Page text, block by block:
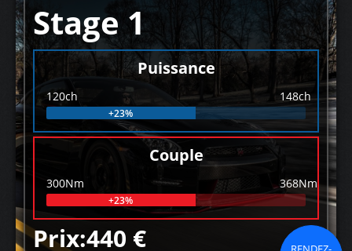
Stage 1
Puissance
120ch 148ch
+23%
Couple
300Nm 368Nm
+23%
Prix:440 €